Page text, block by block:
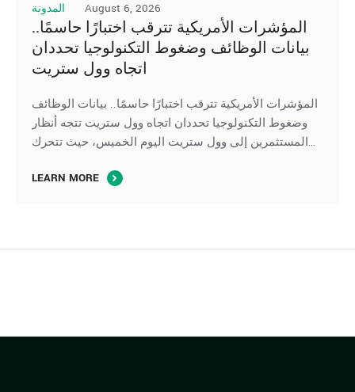
المدونة August 6, 2026
المؤشرات الأمريكية تترقب اختبارًا حاسمًا..
بيانات الوظائف وضغوط التكنولوجيا تحددان
اتجاه وول ستريت
المؤشرات الأمريكية تترقب اختبارًا حاسمًا.. بيانات الوظائف
وضغوط التكنولوجيا تحددان اتجاه وول ستريت تتجه أنظار
المستثمرين إلى وول ستريت اليوم الخميس، حيث تتحرك
ترقب صدور بيانات سوق العمل الأمريكية، بينما تواصل أسهم
LEARN MORE